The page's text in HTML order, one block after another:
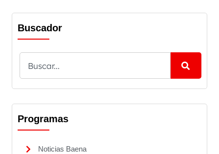
Buscador
Programas
Noticias Baena